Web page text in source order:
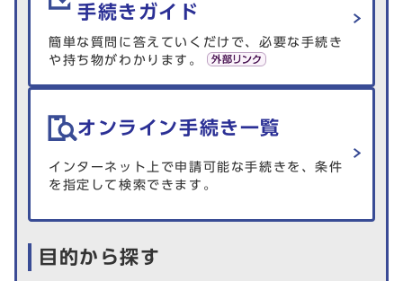
手続きガイド
簡単な質問に答えていくだけで、必要な手続き
や持ち物がわかります。
オンライン手続き一覧
インターネット上で申請可能な手続きを、条件
を指定して検索できます。
目的から探す